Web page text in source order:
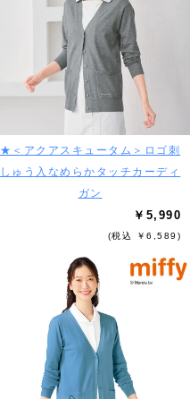
★＜アクアスキュータム＞ロゴ刺
しゅう入なめらかタッチカーディ
ガン
￥5,990
(税込 ￥6,589)